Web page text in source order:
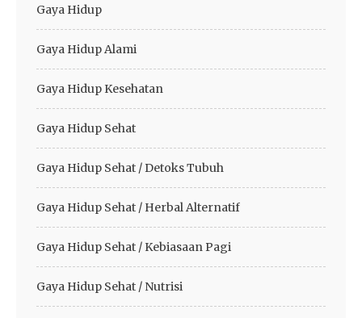
Gaya Hidup
Gaya Hidup Alami
Gaya Hidup Kesehatan
Gaya Hidup Sehat
Gaya Hidup Sehat / Detoks Tubuh
Gaya Hidup Sehat / Herbal Alternatif
Gaya Hidup Sehat / Kebiasaan Pagi
Gaya Hidup Sehat / Nutrisi